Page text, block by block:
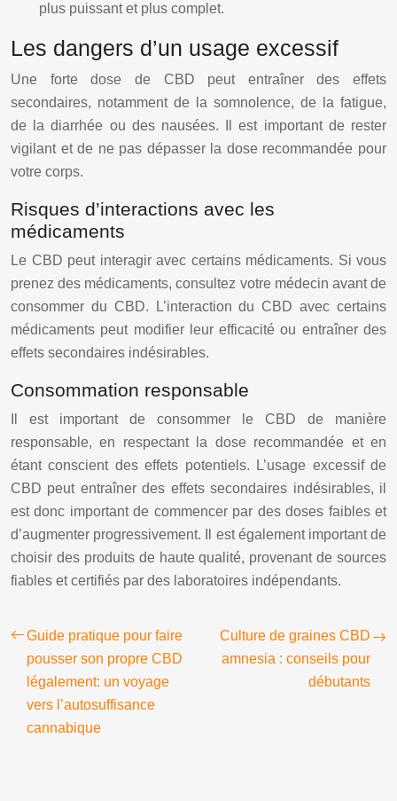
plus puissant et plus complet.
Les dangers d’un usage excessif
Une forte dose de CBD peut entraîner des effets
secondaires, notamment de la somnolence, de la fatigue,
de la diarrhée ou des nausées. Il est important de rester
vigilant et de ne pas dépasser la dose recommandée pour
votre corps.
Risques d’interactions avec les
médicaments
Le CBD peut interagir avec certains médicaments. Si vous
prenez des médicaments, consultez votre médecin avant de
consommer du CBD. L’interaction du CBD avec certains
médicaments peut modifier leur efficacité ou entraîner des
effets secondaires indésirables.
Consommation responsable
Il est important de consommer le CBD de manière
responsable, en respectant la dose recommandée et en
étant conscient des effets potentiels. L’usage excessif de
CBD peut entraîner des effets secondaires indésirables, il
est donc important de commencer par des doses faibles et
d’augmenter progressivement. Il est également important de
choisir des produits de haute qualité, provenant de sources
fiables et certifiés par des laboratoires indépendants.
Guide pratique pour faire
pousser son propre CBD
légalement: un voyage
vers l’autosuffisance
cannabique
Culture de graines CBD
amnesia : conseils pour
débutants